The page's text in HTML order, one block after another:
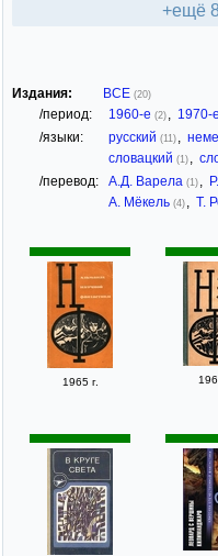
+ещё
Издания: ВСЕ (20)
/период: 1960-е (2) , 1970-е
/языки: русский (11) ,
словацкий (1) ,
/перевод: А.Д. Варела (1) ,
А. Мёкель (4) , Т.
1965 г.